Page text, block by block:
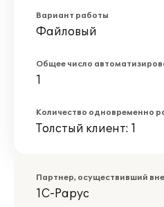
Вариант работы
Файловый
Общее число
1
Количество одновременно
Толстый клиент: 1
Партнер, осуществивший
1С-Рарус